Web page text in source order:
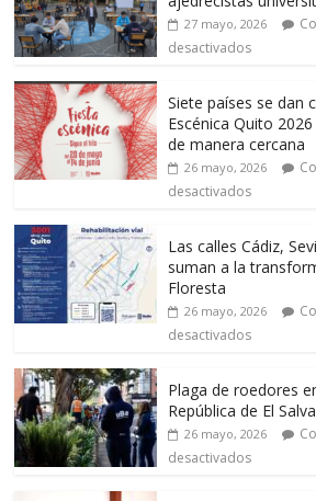
27 mayo, 2026
desactivados
Siete países se dan
Escénica Quito
de manera cercana
26 mayo, 2026
desactivados
Las calles Cádiz,
suman a la
Floresta
26 mayo, 2026
desactivados
Plaga de roedores
República de El
26 mayo, 2026
desactivados